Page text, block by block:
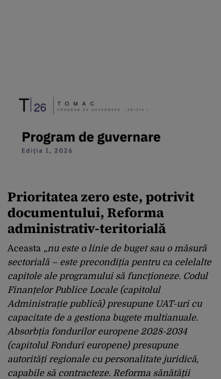
Prioritatea zeroeste, potrivit
documentului, Reforma
administrativ-teritorială
Aceasta „nu este o linie de buget sau o măsură
sectorială – este precondiția pentru ca celelalte
capitole ale programului să funcționeze. Codul
Finanțelor Publice Locale (capitolul
Administrație publică) presupune UAT-uri cu
capacitate de a gestiona bugete multianuale.
Absorbția fondurilor europene 2028-2034
(capitolul Fonduri europene) presupune
autorități regionale cu personalitate juridică,
capabile să contracteze. Reforma sănătății